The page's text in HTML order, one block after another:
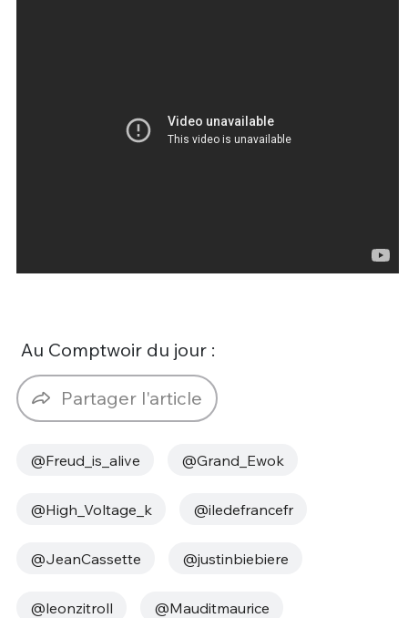
Au Comptwoir du jour :
Partager l'article
@Freud_is_alive @Grand_Ewok
@High_Voltage_k @iledefrancefr
@JeanCassette @justinbiebiere
@leonzitroll @Mauditmaurice